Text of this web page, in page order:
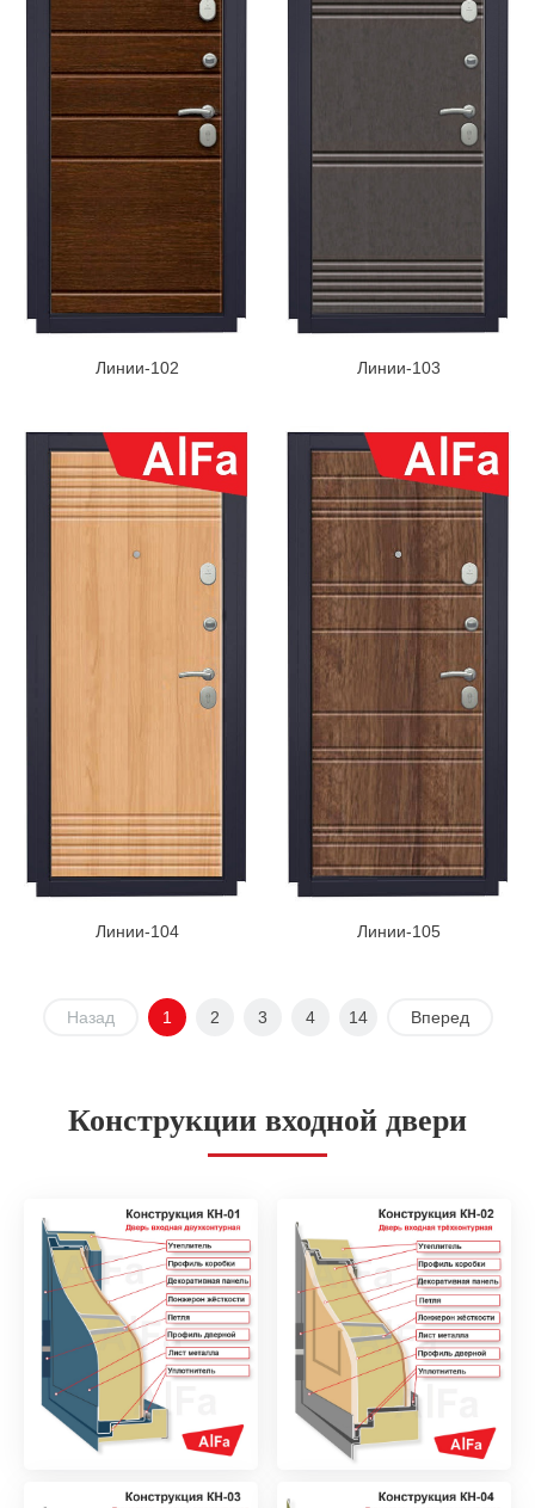
Линии-102 Линии-103
Линии-104 Линии-105
Назад 1 2 3 4 14 Вперед
Конструкции входной двери